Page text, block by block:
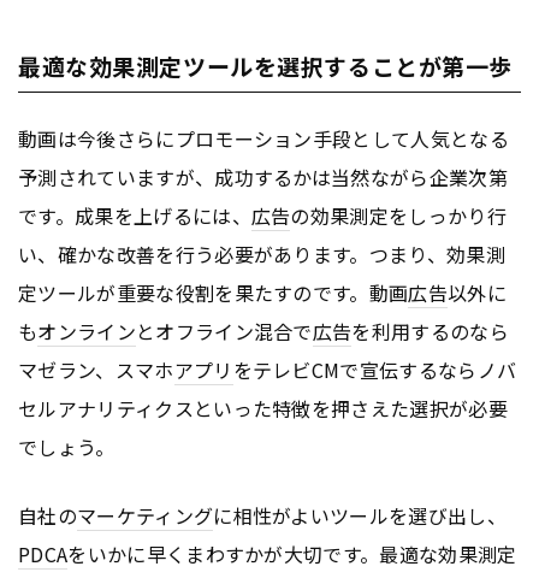
最適な効果測定ツールを選択することが第一歩
動画は今後さらにプロモーション手段として人気となる
予測されていますが、成功するかは当然ながら企業次第
です。成果を上げるには、 広告の効果測定をしっかり行
い、確かな改善を行う必要があります。つまり、効果測
定ツールが重要な役割を果たすのです。動画広告以外に
もオンラインとオフライン混合で広告を利用するのなら
マゼラン、スマホアプリ をテレビCMで宣伝するならノバ
セルアナリティクスといった特徴を押さえた選択が必要
でしょう。
自社のマーケティングに相性がよいツールを選び出し、
PDCAをいかに早くまわすかが大切です。最適な効果測定